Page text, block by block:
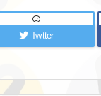
Twitter